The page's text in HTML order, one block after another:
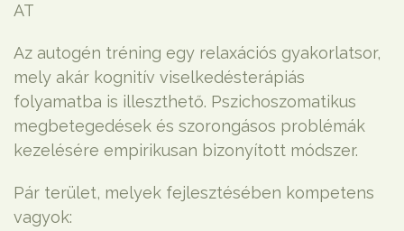
AT
Az autogén tréning egy relaxációs gyakorlatsor,
mely akár kognitív viselkedésterápiás
folyamatba is illeszthető. Pszichoszomatikus
megbetegedések és szorongásos problémák
kezelésére empirikusan bizonyított módszer.
Pár terület, melyek fejlesztésében kompetens
vagyok: